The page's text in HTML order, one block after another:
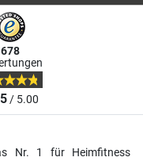
678
/ 5.00
Nr. 1 für Heimfitness